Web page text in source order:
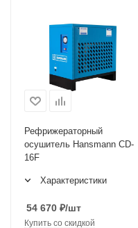
Рефрижераторный
осушитель Hansmann CD-
16F
Характеристики
54 670 ₽/шт
Купить со скидкой